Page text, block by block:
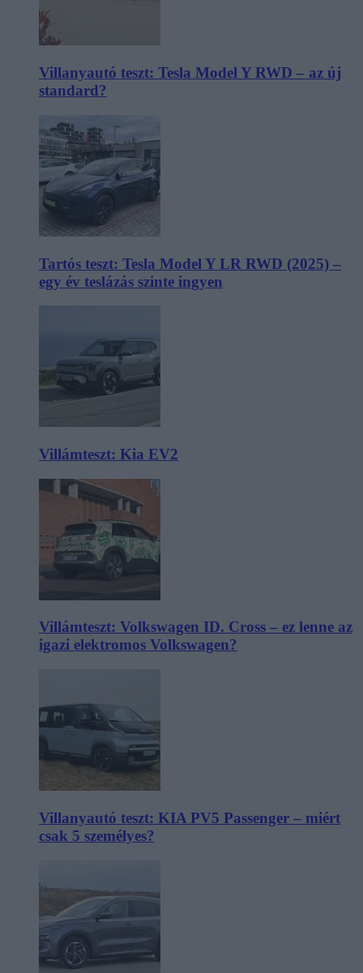
Villanyautó teszt: Tesla Model Y RWD – az új
standard?
Tartós teszt: Tesla Model Y LR RWD (2025) –
egy év teslázás szinte ingyen
Villámteszt: Kia EV2
Villámteszt: Volkswagen ID. Cross – ez lenne az
igazi elektromos Volkswagen?
Villanyautó teszt: KIA PV5 Passenger – miért
csak 5 személyes?